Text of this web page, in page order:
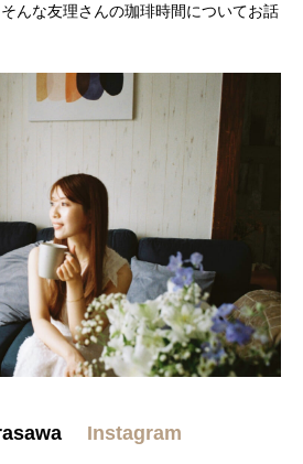
んな友理さんの珈琲時間についてお話
Instagram